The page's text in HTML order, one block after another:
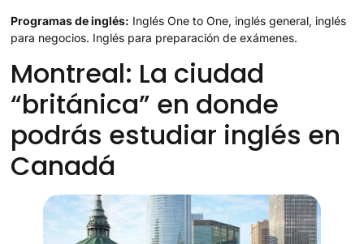
Programas de inglés: Inglés One to One, inglés general, inglés
para negocios. Inglés para preparación de exámenes.
Montreal: La ciudad
“británica” en donde
podrás estudiar inglés en
Canadá